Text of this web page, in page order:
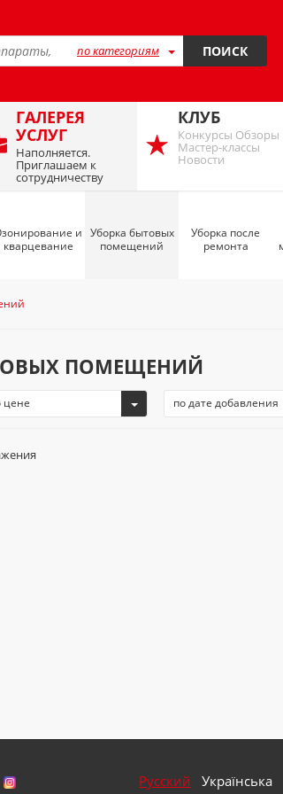
по категориям ПОИСК
ГАЛЕРЕЯ
УСЛУГ
Наполняется.
Приглашаем к
сотрудничеству
КЛУБ
Конкурсы Обзоры
Мастер-классы
Новости
и
кварцевание
Уборка бытовых
помещений
Уборка после
ремонта
ПОМЕЩЕНИЙ
цене по дате добавления
Русский Українська